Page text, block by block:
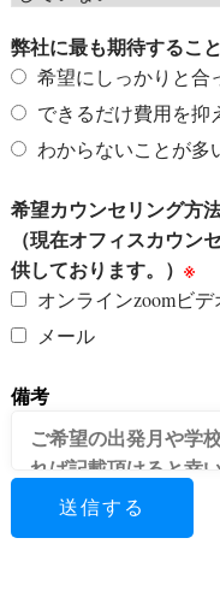
弊社に最も期待すること
希望にしっかりと合
できるだけ費用を抑
わからないことが多
希望カウンセリング方
（現在オフィスカウン
供しております。） ※
オンラインzoomビデ
メール
備考